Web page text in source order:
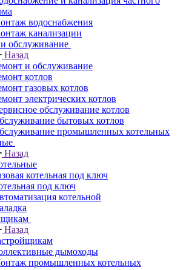
водоснабжения
канализации
обслуживание
Назад
и обслуживание
котлов
газовых котлов
электрических котлов
обслуживание котлов
бытовых котлов
промышленных котельных
Назад
котельная под ключ
под ключ
котельной
Назад
дымоходы
промышленных котельных